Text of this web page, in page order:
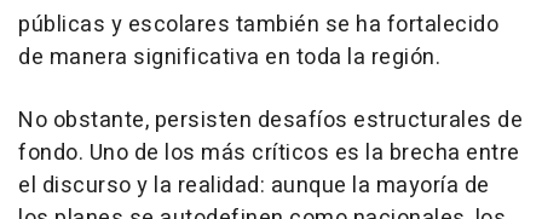
públicas y escolares también se ha fortalecido
de manera significativa en toda la región.
No obstante, persisten desafíos estructurales de
fondo. Uno de los más críticos es la brecha entre
el discurso y la realidad: aunque la mayoría de